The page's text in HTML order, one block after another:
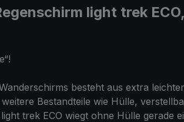
light trek
besteht aus extra
Bestandteile wie Hülle,
trek ECO wiegt ohne Hülle gerade